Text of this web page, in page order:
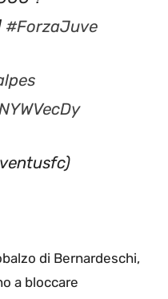
#ForzaJuve
di Bernardeschi,
a bloccare